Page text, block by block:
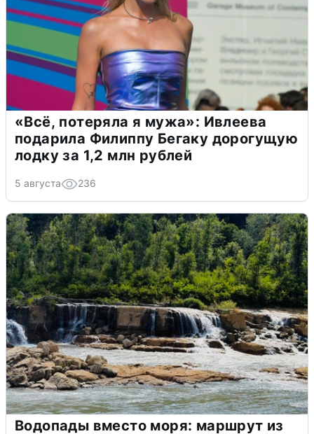
«Всё, потеряла я мужа»: Ивлеева
подарила Филиппу Бегаку дорогущую
лодку за 1,2 млн рублей
5 августа 236
Водопады вместо моря: маршрут из